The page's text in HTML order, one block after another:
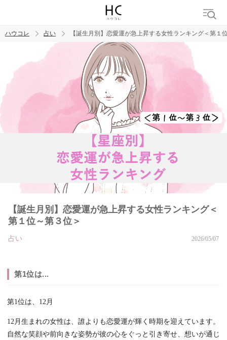
ハウコレ 占い 【誕生月別】恋愛運が急上昇する女性ランキング＜第１
【誕生月別】恋愛運が急上昇する女性ランキング＜
第１位～第３位＞
占い 2026/05/07
第1位は...
第1位は、12月
12月生まれの女性は、誰よりも恋愛運が輝く時期を迎えています。
自然な笑顔や前向きな姿勢が彼の心をぐっと引き寄せ、想いが通じ